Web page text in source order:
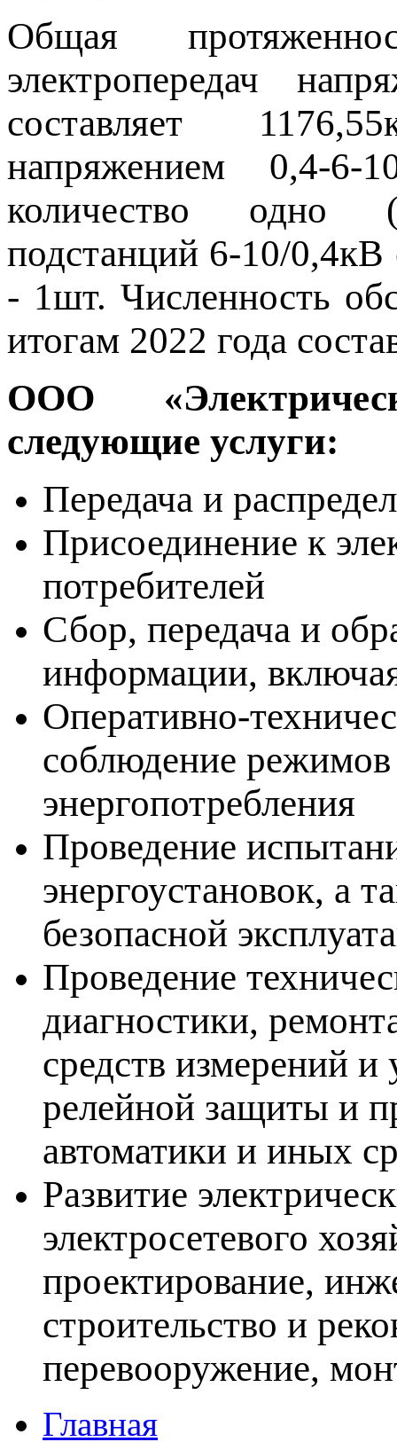
Общая
электропередач
составляет
напряжением 0,4-
количество одно
подстанций 6-10/
- 1шт. Численность
итогам 2022 года
ООО
следующие услуги:
Передача и
Присоединение к
потребителей
Сбор, передача и
информации,
Оперативно-
соблюдение
энергопотребления
Проведение
энергоустановок, а
безопасной
Проведение
диагностики,
средств измерений и
релейной защиты и
автоматики и иных
Развитие
электросетевого
проектирование,
строительство и
перевооружение,
Главная